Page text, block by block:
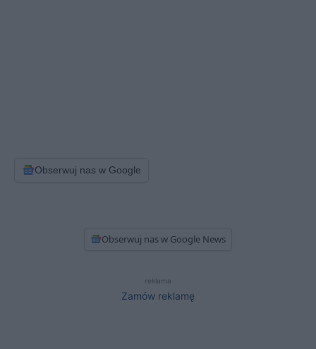
Obserwuj nas w Google
Obserwuj nas w Google News
reklama
Zamów reklamę